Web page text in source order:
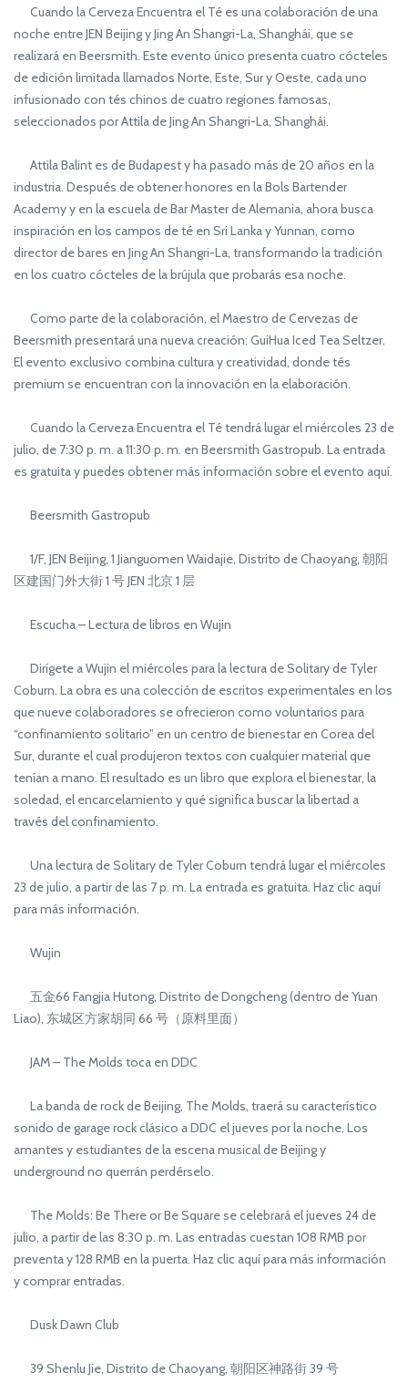
Cuando la Cerveza Encuentra el Té es una colaboración de una
noche entre JEN Beijing y Jing An Shangri-La, Shanghái, que se
realizará en Beersmith. Este evento único presenta cuatro cócteles
de edición limitada llamados Norte, Este, Sur y Oeste, cada uno
infusionado con tés chinos de cuatro regiones famosas,
seleccionados por Attila de Jing An Shangri-La, Shanghái.
Attila Balint es de Budapest y ha pasado más de 20 años en la
industria. Después de obtener honores en la Bols Bartender
Academy y en la escuela de Bar Master de Alemania, ahora busca
inspiración en los campos de té en Sri Lanka y Yunnan, como
director de bares en Jing An Shangri-La, transformando la tradición
en los cuatro cócteles de la brújula que probarás esa noche.
Como parte de la colaboración, el Maestro de Cervezas de
Beersmith presentará una nueva creación: GuiHua Iced Tea Seltzer.
El evento exclusivo combina cultura y creatividad, donde tés
premium se encuentran con la innovación en la elaboración.
Cuando la Cerveza Encuentra el Té tendrá lugar el miércoles 23 de
julio, de 7:30 p. m. a 11:30 p. m. en Beersmith Gastropub. La entrada
es gratuita y puedes obtener más información sobre el evento aquí.
Beersmith Gastropub
1/F, JEN Beijing, 1 Jianguomen Waidajie, Distrito de Chaoyang, 朝阳
区建国门外大街 1 号 JEN 北京 1 层
Escucha – Lectura de libros en Wujin
Dirígete a Wujin el miércoles para la lectura de Solitary de Tyler
Coburn. La obra es una colección de escritos experimentales en los
que nueve colaboradores se ofrecieron como voluntarios para
“confinamiento solitario” en un centro de bienestar en Corea del
Sur, durante el cual produjeron textos con cualquier material que
tenían a mano. El resultado es un libro que explora el bienestar, la
soledad, el encarcelamiento y qué significa buscar la libertad a
través del confinamiento.
Una lectura de Solitary de Tyler Coburn tendrá lugar el miércoles
23 de julio, a partir de las 7 p. m. La entrada es gratuita. Haz clic aquí
para más información.
Wujin
五金66 Fangjia Hutong, Distrito de Dongcheng (dentro de Yuan
Liao), 东城区方家胡同 66 号（原料里面）
JAM – The Molds toca en DDC
La banda de rock de Beijing, The Molds, traerá su característico
sonido de garage rock clásico a DDC el jueves por la noche. Los
amantes y estudiantes de la escena musical de Beijing y
underground no querrán perdérselo.
The Molds: Be There or Be Square se celebrará el jueves 24 de
julio, a partir de las 8:30 p. m. Las entradas cuestan 108 RMB por
preventa y 128 RMB en la puerta. Haz clic aquí para más información
y comprar entradas.
Dusk Dawn Club
39 Shenlu Jie, Distrito de Chaoyang, 朝阳区神路街 39 号